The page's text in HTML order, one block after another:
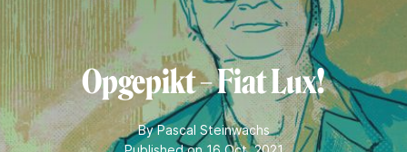
Opgepikt – Fiat Lux!
ByPascal Steinwachs